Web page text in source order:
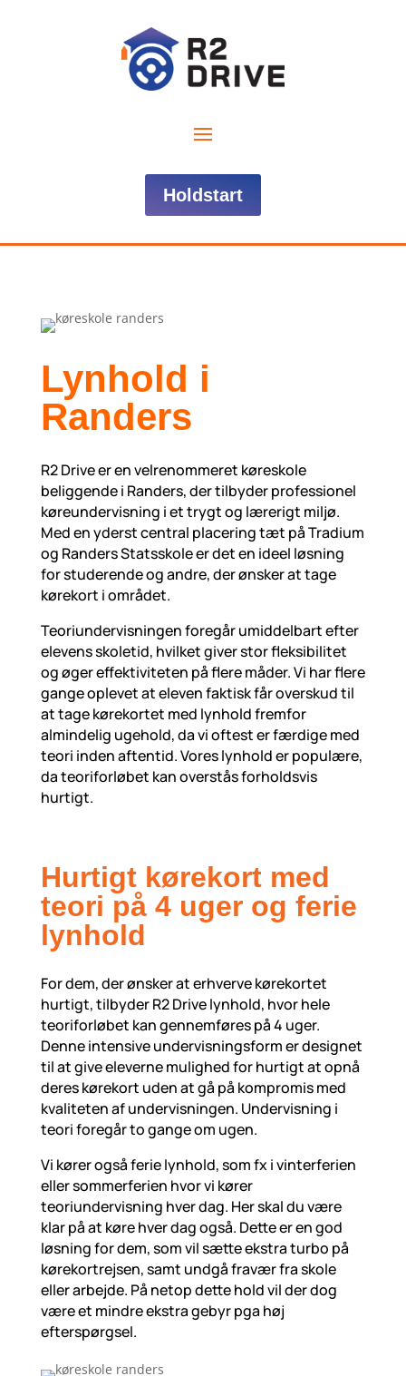
Holdstart
Lynhold i
Randers
R2 Drive er en velrenommeret køreskole
beliggende i Randers, der tilbyder professionel
køreundervisning i et trygt og lærerigt miljø.
Med en yderst central placering tæt på Tradium
og Randers Statsskole er det en ideel løsning
for studerende og andre, der ønsker at tage
kørekort i området.
Teoriundervisningen foregår umiddelbart efter
elevens skoletid, hvilket giver stor fleksibilitet
og øger effektiviteten på flere måder. Vi har flere
gange oplevet at eleven faktisk får overskud til
at tage kørekortet med lynhold fremfor
almindelig ugehold, da vi oftest er færdige med
teori inden aftentid. Vores lynhold er populære,
da teoriforløbet kan overstås forholdsvis
hurtigt.
Hurtigt kørekort med
teori på 4 uger og ferie
lynhold
For dem, der ønsker at erhverve kørekortet
hurtigt, tilbyder R2 Drive lynhold, hvor hele
teoriforløbet kan gennemføres på 4 uger.
Denne intensive undervisningsform er designet
til at give eleverne mulighed for hurtigt at opnå
deres kørekort uden at gå på kompromis med
kvaliteten af undervisningen. Undervisning i
teori foregår to gange om ugen.
Vi kører også ferie lynhold, som fx i vinterferien
eller sommerferien hvor vi kører
teoriundervisning hver dag. Her skal du være
klar på at køre hver dag også. Dette er en god
løsning for dem, som vil sætte ekstra turbo på
kørekortrejsen, samt undgå fravær fra skole
eller arbejde. På netop dette hold vil der dog
være et mindre ekstra gebyr pga høj
efterspørgsel.